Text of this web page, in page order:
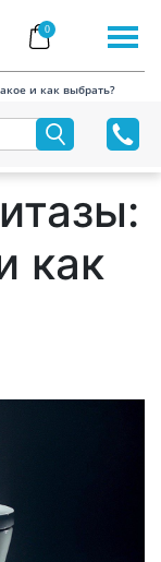
0
и как выбрать?
как